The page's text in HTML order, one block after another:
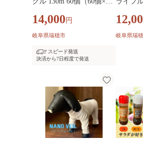
日用品 業務用 生活 必需品
エコ eco 高評価 たっぷり
ク 備蓄 保存 災害 防災 備
やさしい ソフト 再生紙
14,000 円
岐阜県瑞穂市
スピード発送
決済から7日程度で発送
菓子 お
し柿園
岐阜県瑞